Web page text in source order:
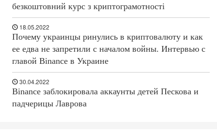
безкоштовний курс з криптограмотності
18.05.2022
Почему украинцы ринулись в криптовалюту и как
ее едва не запретили с началом войны. Интервью с
главой Binance в Украине
30.04.2022
Binance заблокировала аккаунты детей Пескова и
падчерицы Лаврова